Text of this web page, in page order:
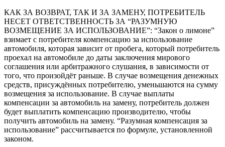
КАК ЗА ВОЗВРАТ, ТАК И ЗА ЗАМЕНУ, ПОТРЕБИТЕЛЬ
НЕСЕТ ОТВЕТСТВЕННОСТЬ ЗА “РАЗУМНУЮ
ВОЗМЕЩЕНИЕ ЗА ИСПОЛЬЗОВАНИЕ”: “Закон о лимоне”
взимает с потребителя компенсацию за использование
автомобиля, которая зависит от пробега, который потребитель
проехал на автомобиле до даты заключения мирового
соглашения или арбитражного слушания, в зависимости от
того, что произойдёт раньше. В случае возмещения денежных
средств, присуждённых потребителю, уменьшаются на сумму
возмещения за использование. В случае выплаты
компенсации за автомобиль на замену, потребитель должен
будет выплатить компенсацию производителю, чтобы
получить автомобиль на замену. “Разумная компенсация за
использование” рассчитывается по формуле, установленной
законом.